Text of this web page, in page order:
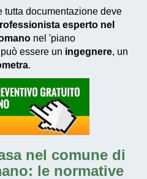
tutta documentazione deve
esperto nel
nel 'piano
essere un ingegnere, un
.
nel comune di
: le normative